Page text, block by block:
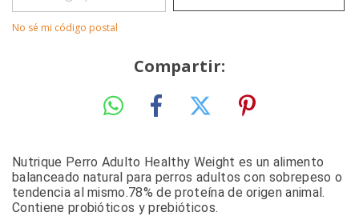
No sé mi código postal
Compartir:
Nutrique Perro Adulto Healthy Weight es un alimento
balanceado natural para perros adultos con sobrepeso o
tendencia al mismo.78% de proteína de origen animal.
Contiene probióticos y prebióticos.